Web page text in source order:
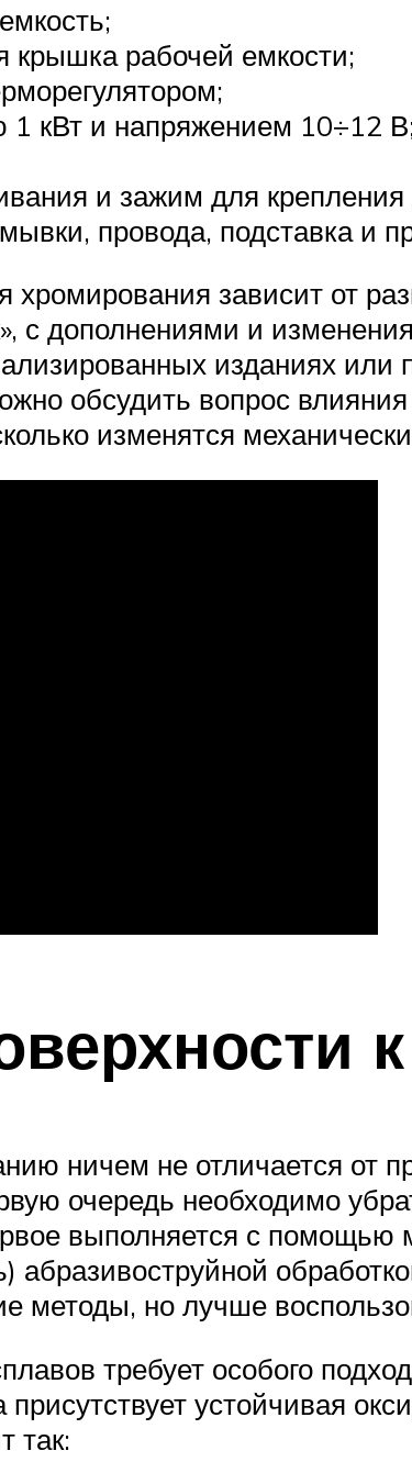
крышка рабочей емкости;
1 кВт и напряжением 10÷12
и зажим для
провода, подставка и
хромирования зависит от
с дополнениями и
изданиях
обсудить вопрос влияния
изменятся
ничем не отличается от
очередь необходимо
выполняется с помощью
абразивоструйной
методы, но лучше
требует особого
присутствует устойчивая
так: